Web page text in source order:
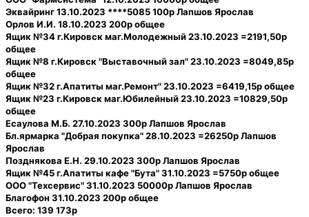
Эквайринг 13.10.2023 ****5085 100р Лапшов Ярослав
Орлов И.И. 18.10.2023 200р общее
Ящик №34 г.Кировск маг.Молодежный 23.10.2023 =2191,50р
общее
Ящик №8 г.Кировск "Выставочный зал" 23.10.2023 =8049,85р
общее
Ящик №32 г.Апатиты маг.Ремонт" 23.10.2023 =6419,15р общее
Ящик №23 г.Кировск маг.Юбилейный 23.10.2023 =10829,50р
общее
Есаулова М.Б. 27.10.2023 300р Лапшов Ярослав
Бл.ярмарка "Добрая покупка" 28.10.2023 =26250р Лапшов
Ярослав
Позднякова Е.Н. 29.10.2023 300р Лапшов Ярослав
Ящик №45 г.Апатиты кафе "Бута" 31.10.2023 =5750р общее
ООО "Техсервис" 31.10.2023 50000р Лапшов Ярослав
Благофон 31.10.2023 200р общее
Всего: 139 173р